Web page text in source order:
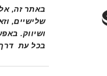
בכל עת
קרית שמונה, כרמיאל,
ראשל"צ שורק, בת ים,